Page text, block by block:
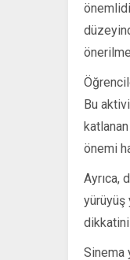
Bu
önemi
Ayrıca,
yürüyüş
Sinema